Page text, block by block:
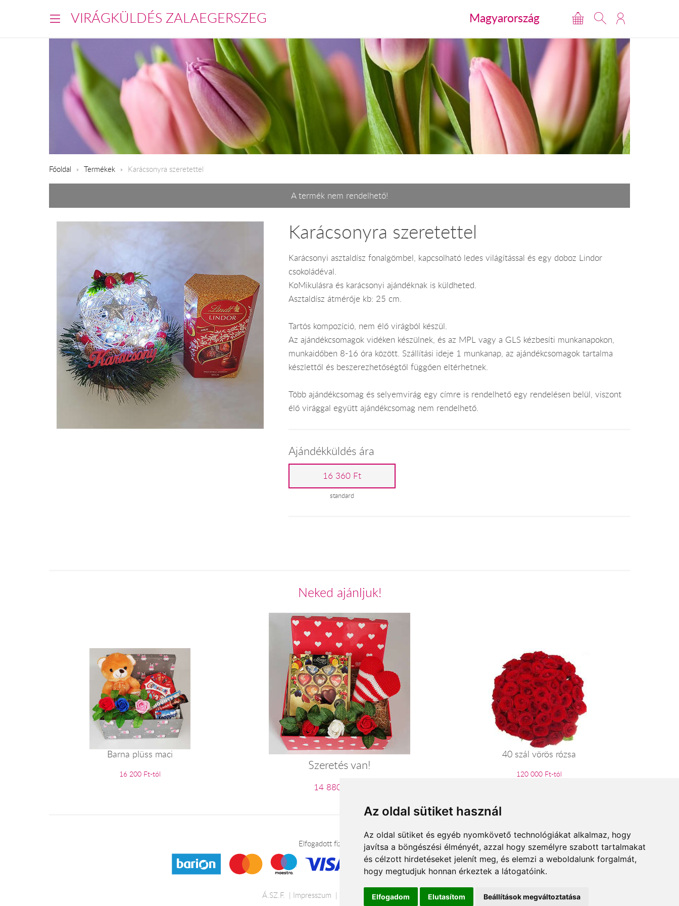
Az oldal sütiket használ
Az oldal sütiket és egyéb nyomkövető technológiákat alkalmaz, hogy
javítsa a böngészési élményét, azzal hogy személyre szabott tartalmakat
és célzott hirdetéseket jelenít meg, és elemzi a weboldalunk forgalmát,
hogy megtudjuk honnan érkeztek a látogatóink.
Elfogadom Elutasítom Beállítások megváltoztatása
VIRÁGKÜLDÉS ZALAEGERSZEG Magyarország
Főoldal Termékek Karácsonyra szeretettel
A termék nem rendelhető!
Karácsonyra szeretettel
Karácsonyi asztaldísz fonalgömbel, kapcsolható ledes világítással és egy doboz Lindor
csokoládéval.
KoMikulásra és karácsonyi ajándéknak is küldheted.
Asztaldísz átmérője kb: 25 cm.
Tartós kompozíció, nem élő virágból készül.
Az ajándékcsomagok vidéken készülnek, és az MPL vagy a GLS kézbesíti munkanapokon,
munkaidőben 8-16 óra között. Szállítási ideje 1 munkanap, az ajándékcsomagok tartalma
készlettől és beszerezhetőségtől függően eltérhetnek.
Több ajándékcsomag és selyemvirág egy címre is rendelhető egy rendelésen belül, viszont
élő virággal együtt ajándékcsomag nem rendelhető.
Ajándékküldés ára
16 360 Ft
standard
Neked ajánljuk!
Barna plüss maci
16 200 Ft-tól
Szeretés van!
14 880 Ft-tól
40 szál vörös rózsa
120 000 Ft-tól
Elfogadott fizetési módok
Á.SZ.F. Impresszum Adatkezelési tájékoztató